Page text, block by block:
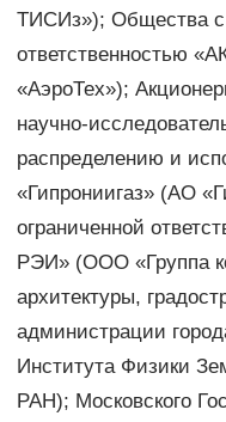
ТИСИз»); Общества с
ответственностью
«АэроТех»);
научно-
распределению и
«Гипрониигаз» (АО
ограниченной
РЭИ» (ООО «Группа
архитектуры,
администрации
Института Физики
РАН); Московского